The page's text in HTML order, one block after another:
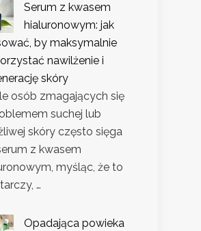
Serum z kwasem
hialuronowym: jak
by maksymalnie
nawilżenie i
skóry
osób zmagających się
suchej lub
skóry często sięga
z kwasem
myśląc, że to
…
Opadająca powieka